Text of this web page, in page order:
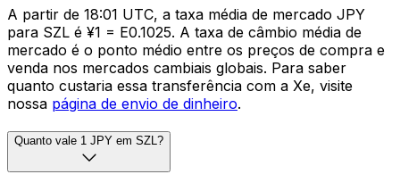
A partir de 18:01 UTC, a taxa média de mercado JPY
para SZL é ¥1 = E0.1025. A taxa de câmbio média de
mercado é o ponto médio entre os preços de compra e
venda nos mercados cambiais globais. Para saber
quanto custaria essa transferência com a Xe, visite
nossa página de envio de dinheiro.
Quanto vale 1 JPY em SZL?